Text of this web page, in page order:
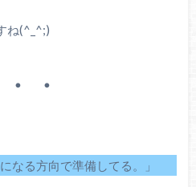
ね(^_^;)
・
なる方向で準備してる。」